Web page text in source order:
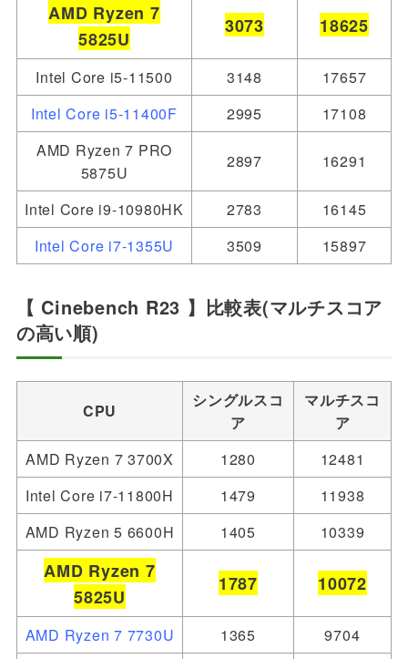
AMD Ryzen 7
5825U
3073 18625
Intel Core i5-11500 3148
17657
Intel Core i5-11400F
2995
17108
AMD Ryzen 7 PRO
5875U
2897 16291
Intel Core i9-10980HK 2783
16145
Intel Core i7-1355U
3509 15897
【 Cinebench R23 】比較表(マルチスコア
の高い順)
CPU
シングルスコ
ア
マルチスコ
ア
AMD Ryzen 7 3700X
1280
12481
Intel Core i7-11800H
1479
11938
AMD Ryzen 5 6600H
1405 10339
AMD Ryzen 7
5825U
1787 10072
AMD Ryzen 7 7730U 1365 9704